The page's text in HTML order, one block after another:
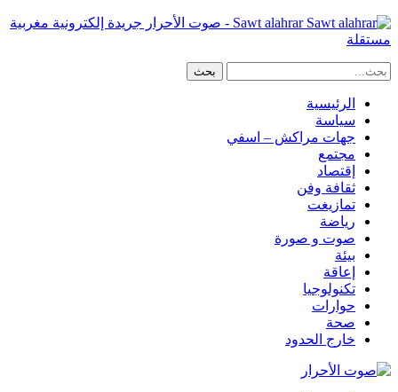
Sawt alahrar - صوت الأحرار جريدة إلكترونية مغربية
مستقلة
الرئيسية
سياسة
جهات مراكش – اسفي
مجتمع
إقتصاد
ثقافة وفن
تمازيغت
رياضة
صوت و صورة
بيئة
إعاقة
تكنولوجيا
حوارات
صحة
خارج الحدود